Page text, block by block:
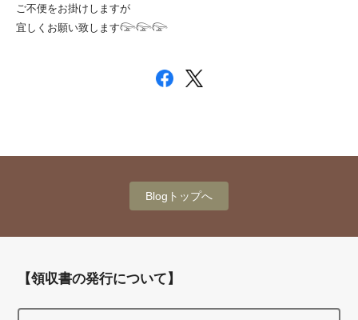
ご不便をお掛けしますが
宜しくお願い致します𓅼𓅼𓅼
Blogトップへ
【領収書の発行について】